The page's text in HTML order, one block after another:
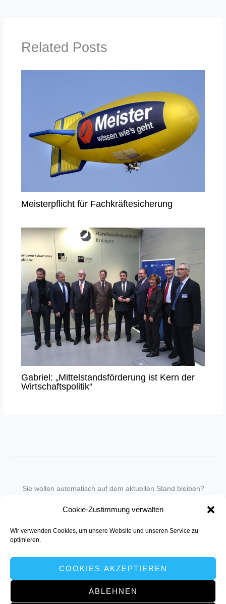
Cookie-Zustimmung verwalten
Wir verwenden Cookies, um unsere Website und unseren Service zu
optimieren.
COOKIES AKZEPTIEREN
ABLEHNEN
Related Posts
Meisterpflicht für Fachkräftesicherung
Gabriel: „Mittelstandsförderung ist Kern der
Wirtschaftspolitik“
Sie wollen automatisch auf dem aktuellen Stand bleiben?
in unseren Newsletter-Service auf.
Senden Sie für ein Angebot einfach eine